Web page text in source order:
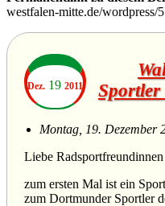
westfalen-mitte.de/wordpress/
Dez. 19 2011
Sportler
Montag, 19. Dezember
Liebe
zum ersten Mal ist ein
zum Dortmunder Sportler